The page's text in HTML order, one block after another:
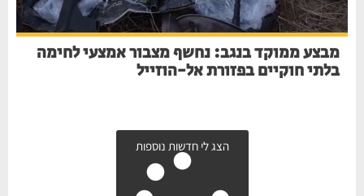
מבצע ממוקד בנגב: נחשף מצבור אמצעי לחימה
בלתי חוקיים בפזורת אל-הוזייל
הצג לי חדשות נוספות